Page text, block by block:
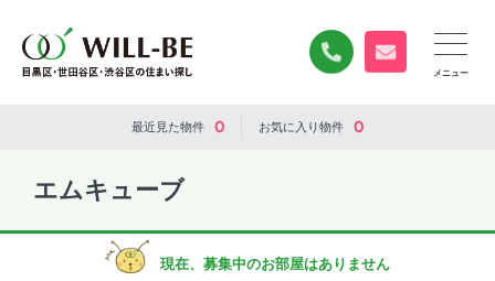
0120-840-834
無料お問い合
最近見た物件 0 お気に入り物件 0
エムキューブ
現在、募集中のお部屋はありません